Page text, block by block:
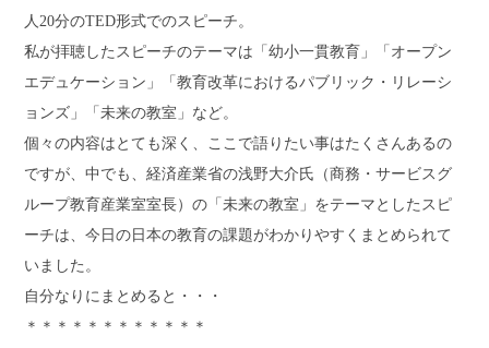
人20分のTED形式でのスピーチ。
私が拝聴したスピーチのテーマは「幼小一貫教育」「オープン
エデュケーション」「教育改革におけるパブリック・リレーシ
ョンズ」「未来の教室」など。
個々の内容はとても深く、ここで語りたい事はたくさんあるの
ですが、中でも、経済産業省の浅野大介氏（商務・サービスグ
ループ教育産業室室長）の「未来の教室」をテーマとしたスピ
ーチは、今日の日本の教育の課題がわかりやすくまとめられて
いました。
自分なりにまとめると・・・
＊＊＊＊＊＊＊＊＊＊＊＊